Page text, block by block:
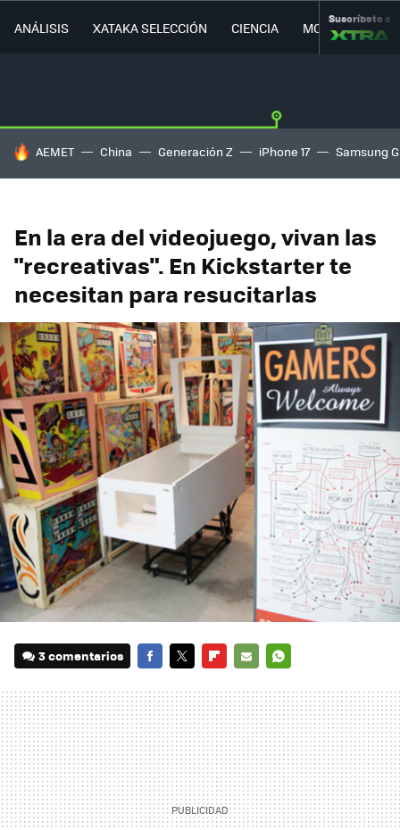
ANÁLISIS XATAKA SELECCIÓN CIENCIA MOVILIDAD
Suscríbete a
HOY SE HABLA DE
AEMET China Generación Z iPhone 17 Samsung
En la era del videojuego, vivan las
"recreativas". En Kickstarter te
necesitan para resucitarlas
3 comentarios
MAIL